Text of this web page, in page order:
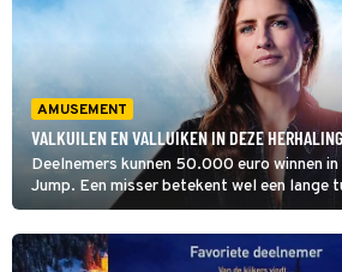
AMUSEMENT
VALKUILEN EN VALLUIKEN IN DEZE
Deelnemers kunnen 50.000 euro winnen
Jump. Een misser betekent wel een lange
vak met een verkeerd antwoord springt,
valluik.